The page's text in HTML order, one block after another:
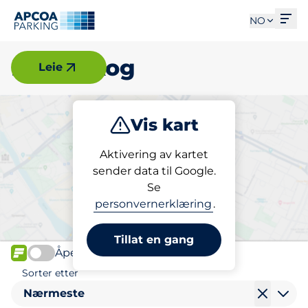
NO
Lørenskog
Vis kart
Aktivering av kartet
sender data til Google.
Se
personvernerklæring .
Tillat en gang
Leie
Lading
Finn lading i Lørenskog
FLOW
Åpen
Sorter etter
Nærmeste